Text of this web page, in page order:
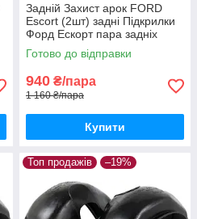
Задній Захист арок FORD
Escort (2шт) задні Підкрилки
Форд Ескорт пара задніх
Готово до відправки
940 ₴/пара
1 160 ₴/пара
Купити
Топ продажів –19%